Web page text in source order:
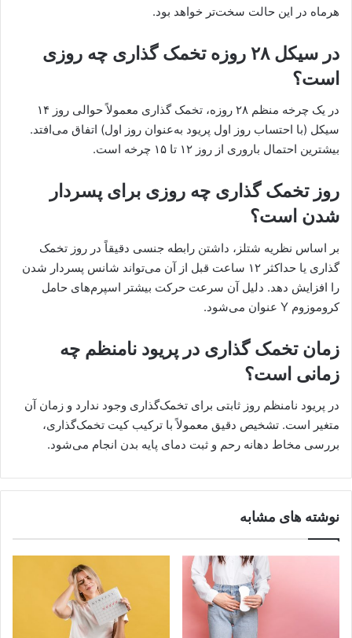
هرماه در این حالت سخت‌تر خواهد بود.
در سیکل ۲۸ روزه تخمک گذاری چه روزی
است؟
در یک چرخه منظم ۲۸ روزه، تخمک‌ گذاری معمولاً حوالی روز ۱۴
سیکل (با احتساب روز اول پریود به‌عنوان روز اول) اتفاق می‌افتد.
بیشترین احتمال باروری از روز ۱۲ تا ۱۵ چرخه است.
روز تخمک گذاری چه روزی برای پسردار
شدن است؟
بر اساس نظریه شتلز، داشتن رابطه جنسی دقیقاً در روز تخمک‌
گذاری یا حداکثر ۱۲ ساعت قبل از آن می‌تواند شانس پسردار شدن
را افزایش دهد. دلیل آن سرعت حرکت بیشتر اسپرم‌های حامل
کروموزوم Y عنوان می‌شود.
زمان تخمک گذاری در پریود نامنظم چه
زمانی است؟
در پریود نامنظم روز ثابتی برای تخمک‌گذاری وجود ندارد و زمان آن
متغیر است. تشخیص دقیق معمولاً با ترکیب کیت تخمک‌گذاری،
بررسی مخاط دهانه رحم و ثبت دمای پایه بدن انجام می‌شود.
نوشته های مشابه